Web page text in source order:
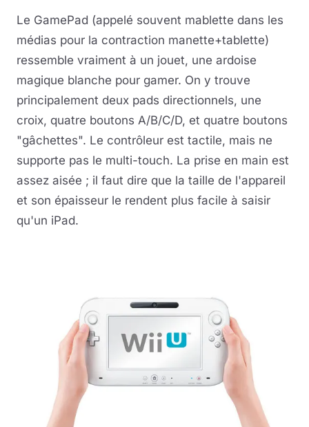
Le GamePad (appelé souvent mablette dans les
médias pour la contraction manette+tablette)
ressemble vraiment à un jouet, une ardoise
magique blanche pour gamer. On y trouve
principalement deux pads directionnels, une
croix, quatre boutons A/B/C/D, et quatre boutons
"gâchettes". Le contrôleur est tactile, mais ne
supporte pas le multi-touch. La prise en main est
assez aisée ; il faut dire que la taille de l'appareil
et son épaisseur le rendent plus facile à saisir
qu'un iPad.